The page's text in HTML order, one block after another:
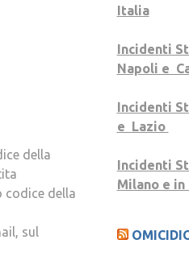
della
codice della
sul
Italia
Incidenti
Napoli e
Incidenti
e Lazio
Incidenti
Milano e